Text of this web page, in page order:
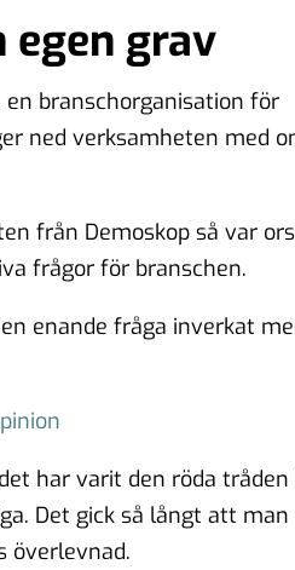
egen grav
en branschorganisation för
ned verksamheten med
från Demoskop så var
frågor för branschen.
enande fråga inverkat
har varit den röda tråden
Det gick så långt att
överlevnad.